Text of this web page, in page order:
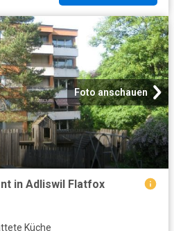
Foto anschauen
in Adliswil Flatfox
Küche